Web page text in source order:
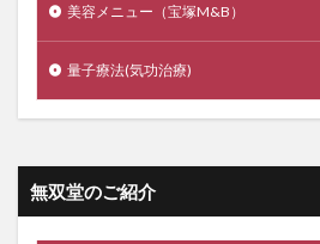
美容メニュー（宝塚M&B）
量子療法(気功治療)
無双堂のご紹介